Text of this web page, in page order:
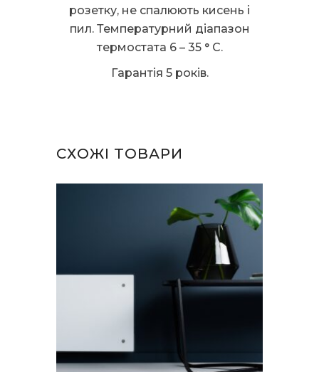
розетку, не спалюють кисень і
пил. Температурний діапазон
термостата 6 – 35 ° C.
Гарантія 5 років.
СХОЖІ ТОВАРИ